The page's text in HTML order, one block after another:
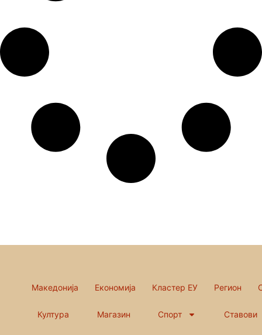
Македонија Економија Кластер ЕУ Регион
Култура Магазин Спорт Ставови